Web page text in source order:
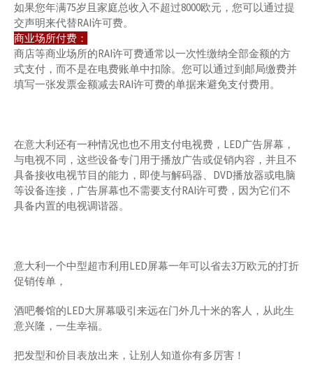
如果您年满75岁且家庭总收入不超过8000欧元，您可以通过提
交声明来代替RAI许可费。
商业场所付费：
商店等商业场所的RAI许可费通常以一次性缴纳全部金额的方
式支付，而不是在电费账单中扣除。您可以通过到邮局缴费并
填写一张发票金额减去RAI许可费的单据来避免支付费用。
在意大利还有一种情况也也不用支付电视费，LED广告屏幕，
与电视不同，这些设备专门用于播放广告或促销内容，并且不
具备接收电视节目的能力，即使与解码器、DVD播放器或电脑
等设备连接，广告屏幕也不需要支付RAI许可费，因为它们不
具备内置的电视调谐器。
意大利一个中型超市利用LED屏幕一年可以省去3万欧元的打折
促销传单，
酒吧餐馆的LED大屏幕吸引来远在门外几十米的客人，从此生
意兴隆，一生幸福。
把发型和价目表放出来，让别人知道你有多厉害！